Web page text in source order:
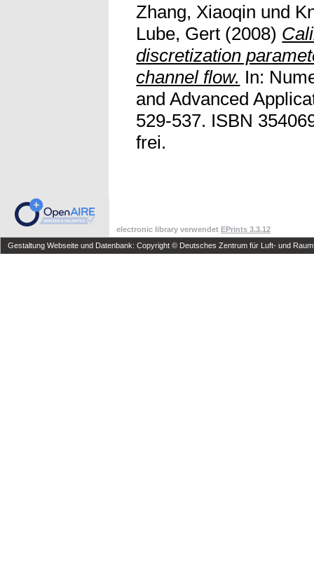
Zhang, Xiaoqin und
Lube, Gert (2008)
discretization
channel flow. In:
and Advanced
529-537. ISBN
frei.
electronic library verwendet EPrints 3.3.12
Gestaltung Webseite und Datenbank: Copyright © Deutsches Zentrum für Luft- und